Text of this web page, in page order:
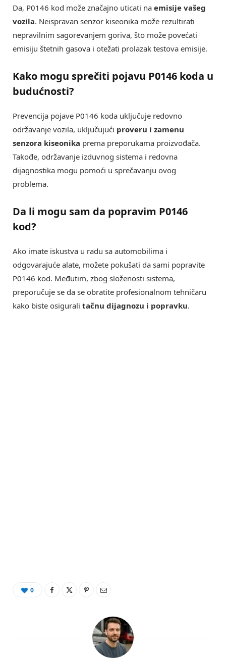
Da, P0146 kod može značajno uticati na emisije vašeg
vozila. Neispravan senzor kiseonika može rezultirati
nepravilnim sagorevanjem goriva, što može povećati
emisiju štetnih gasova i otežati prolazak testova emisije.
Kako mogu sprečiti pojavu P0146 koda u
budućnosti?
Prevencija pojave P0146 koda uključuje redovno
održavanje vozila, uključujući proveru i zamenu
senzora kiseonika prema preporukama proizvođača.
Takođe, održavanje izduvnog sistema i redovna
dijagnostika mogu pomoći u sprečavanju ovog
problema.
Da li mogu sam da popravim P0146
kod?
Ako imate iskustva u radu sa automobilima i
odgovarajuće alate, možete pokušati da sami popravite
P0146 kod. Međutim, zbog složenosti sistema,
preporučuje se da se obratite profesionalnom tehničaru
kako biste osigurali tačnu dijagnozu i popravku.
0